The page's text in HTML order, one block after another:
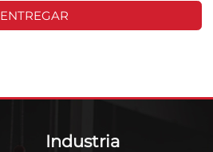
ENTREGAR
Industria